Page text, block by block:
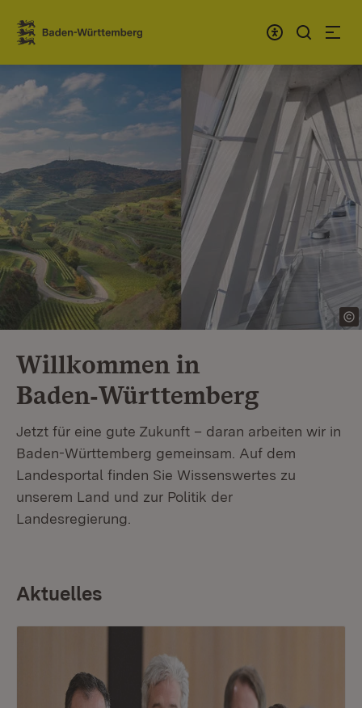
Zum Inhalt springen
Link zur Startseite
Willkommen in
Baden‑Württemberg
Jetzt für eine gute Zukunft – daran arbeiten wir in
Baden-Württemberg gemeinsam. Auf dem
Landesportal finden Sie Wissenswertes zu
unserem Land und zur Politik der
Landesregierung.
Aktuelles